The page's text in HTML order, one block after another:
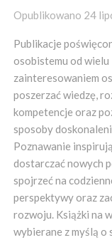
Opublikowano 24
Publikacje
osobistemu od wielu
zainteresowaniem
poszerzać wiedzę,
kompetencje oraz
sposoby
Poznawanie
dostarczać nowych
spojrzeć na
perspektywy oraz
rozwoju. Książki na
wybierane z myślą o